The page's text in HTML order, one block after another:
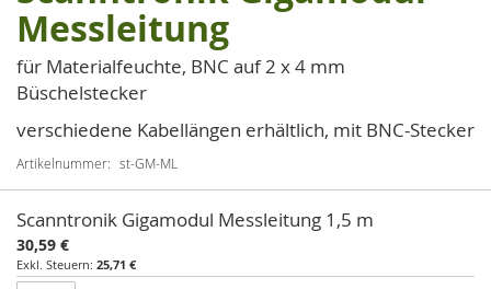
Anfang
der
Bildgalerie
springen
Messleitung
für Materialfeuchte, BNC auf 2 x 4 mm
Büschelstecker
verschiedene Kabellängen erhältlich, mit BNC-Stecker
Artikelnummer st-GM-ML
für
gruppiertes
Produkt
Scanntronik Gigamodul Messleitung 1,5 m
30,59 €
25,71 €